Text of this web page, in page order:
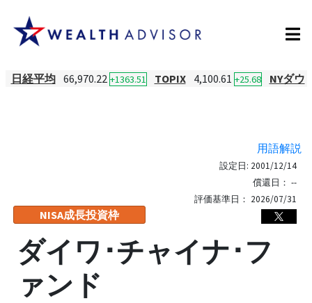
日経平均 66,970.22 +1363.51 TOPIX 4,100.61 +25.68 NYダウ
用語解説
NISA成長投資枠
設定日: 2001/12/14
償還日： --
評価基準日： 2026/07/31
ダイワ･チャイナ･フ
ァンド